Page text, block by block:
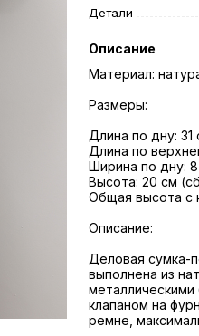
Детали
Описание
Материал:
Размеры:
Длина по дну: 31
Длина по
Ширина по дну:
Высота: 20 см
Общая высота с
Описание:
Деловая сумка-
выполнена из
клапаном на
ремне,